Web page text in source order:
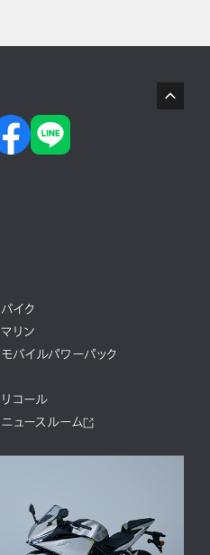
バイク
マリン
モバイルパワーパック
リコール
ニュースルーム